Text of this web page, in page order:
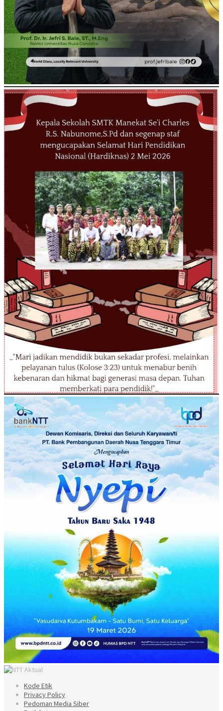
Kode Etik
Privacy Policy
Pedoman Media Siber